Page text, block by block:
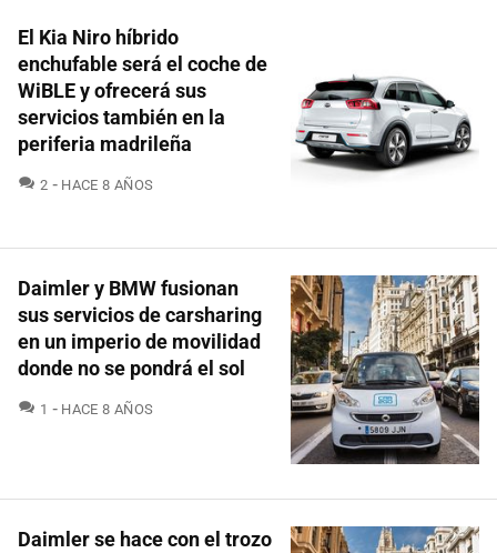
El Kia Niro híbrido
enchufable será el coche de
WiBLE y ofrecerá sus
servicios también en la
periferia madrileña
2 COMENTARIOS
HACE 8 AÑOS
Daimler y BMW fusionan
sus servicios de carsharing
en un imperio de movilidad
donde no se pondrá el sol
1 COMENTARIOS
HACE 8 AÑOS
Daimler se hace con el trozo